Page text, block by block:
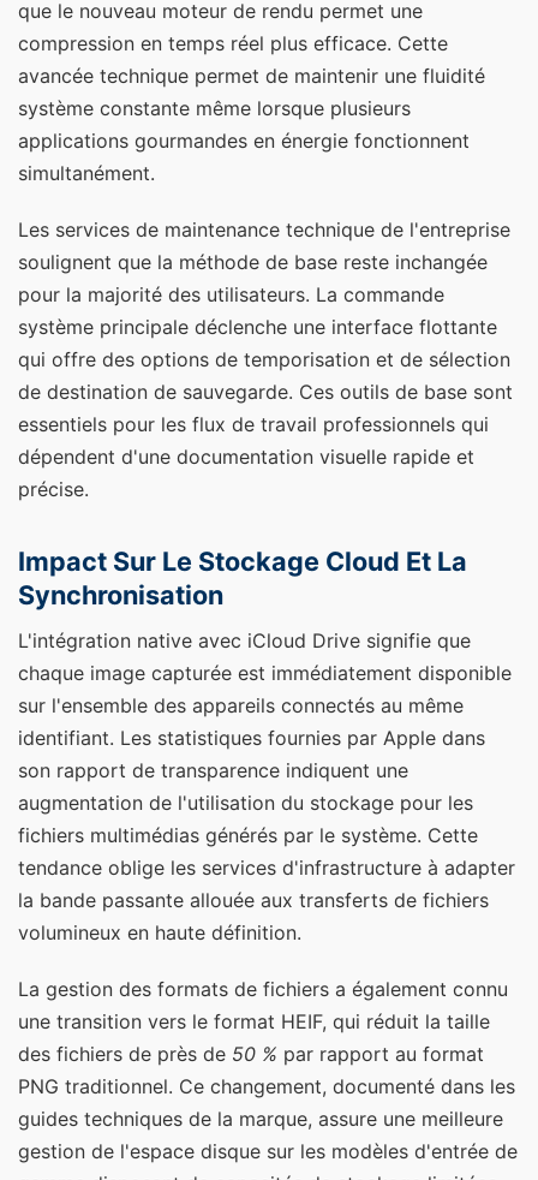
que le nouveau moteur de rendu permet une
compression en temps réel plus efficace. Cette
avancée technique permet de maintenir une fluidité
système constante même lorsque plusieurs
applications gourmandes en énergie fonctionnent
simultanément.
Les services de maintenance technique de l'entreprise
soulignent que la méthode de base reste inchangée
pour la majorité des utilisateurs. La commande
système principale déclenche une interface flottante
qui offre des options de temporisation et de sélection
de destination de sauvegarde. Ces outils de base sont
essentiels pour les flux de travail professionnels qui
dépendent d'une documentation visuelle rapide et
précise.
Impact Sur Le Stockage Cloud Et La
Synchronisation
L'intégration native avec iCloud Drive signifie que
chaque image capturée est immédiatement disponible
sur l'ensemble des appareils connectés au même
identifiant. Les statistiques fournies par Apple dans
son rapport de transparence indiquent une
augmentation de l'utilisation du stockage pour les
fichiers multimédias générés par le système. Cette
tendance oblige les services d'infrastructure à adapter
la bande passante allouée aux transferts de fichiers
volumineux en haute définition.
La gestion des formats de fichiers a également connu
une transition vers le format HEIF, qui réduit la taille
des fichiers de près de 50 % par rapport au format
PNG traditionnel. Ce changement, documenté dans les
guides techniques de la marque, assure une meilleure
gestion de l'espace disque sur les modèles d'entrée de